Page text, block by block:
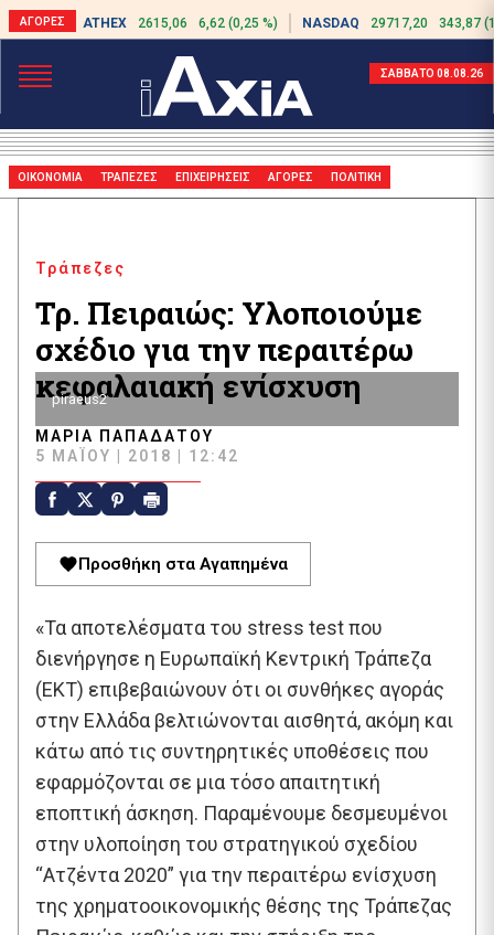
ATHEX 2615,06 6,62 (0,25 %) NASDAQ 29717,20 343,87
ΣΑΒΒΑΤΟ 08.08.26
ΟΙΚΟΝΟΜΙΑ ΤΡΑΠΕΖΕΣ ΕΠΙΧΕΙΡΗΣΕΙΣ ΑΓΟΡΕΣ ΠΟΛΙΤΙΚΗ
Τράπεζες
Τρ. Πειραιώς: Υλοποιούμε
σχέδιο για την περαιτέρω
κεφαλαιακή ενίσχυση
piraeus2
ΜΑΡΊΑ ΠΑΠΑΔΆΤΟΥ
5 ΜΑΪ́ΟΥ | 2018 | 12:42
Προσθήκη στα Αγαπημένα
«Τα αποτελέσματα του stress test που
διενήργησε η Ευρωπαϊκή Κεντρική Τράπεζα
(ΕΚΤ) επιβεβαιώνουν ότι οι συνθήκες αγοράς
στην Ελλάδα βελτιώνονται αισθητά, ακόμη και
κάτω από τις συντηρητικές υποθέσεις που
εφαρμόζονται σε μια τόσο απαιτητική
εποπτική άσκηση. Παραμένουμε δεσμευμένοι
στην υλοποίηση του στρατηγικού σχεδίου
“Ατζέντα 2020” για την περαιτέρω ενίσχυση
της χρηματοοικονομικής θέσης της Τράπεζας